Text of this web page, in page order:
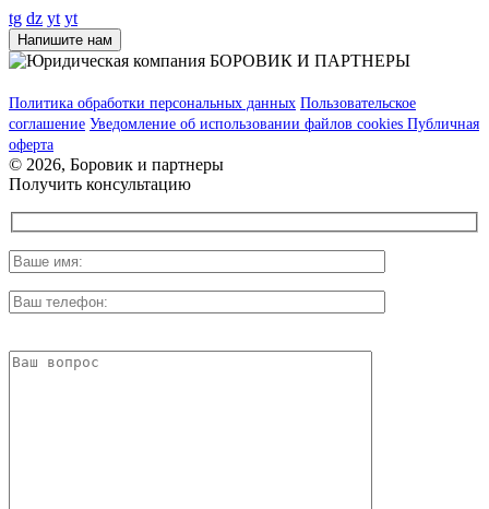
tg dz yt yt
Напишите нам
Политика обработки персональных данных Пользовательское
соглашение Уведомление об использовании файлов cookies Публичная
оферта
© 2026, Боровик и партнеры
Получить консультацию